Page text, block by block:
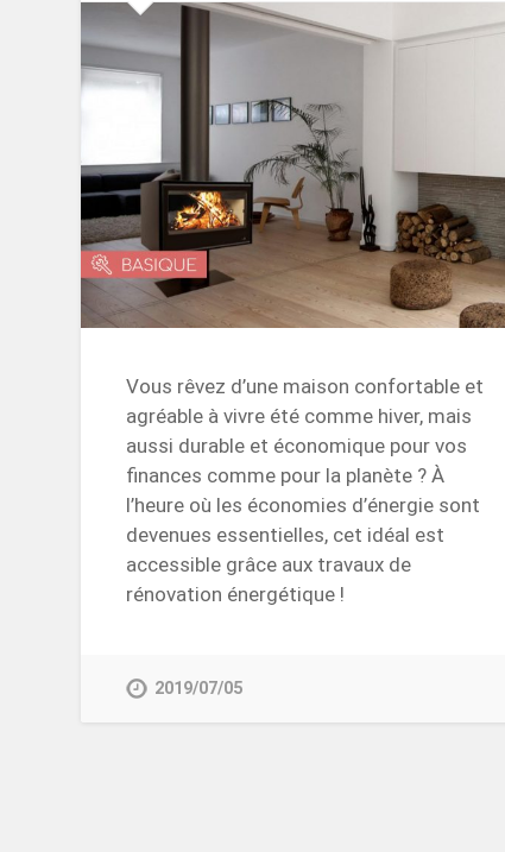
Vous rêvez d’une maison confortable et
agréable à vivre été comme hiver, mais
aussi durable et économique pour vos
finances comme pour la planète ? À
l’heure où les économies d’énergie sont
devenues essentielles, cet idéal est
accessible grâce aux travaux de
rénovation énergétique !
2019/07/05